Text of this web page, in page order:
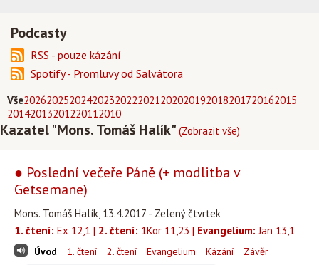
Vše202620252024202320222021202020192018201720162015
20142013201220112010
Kazatel "Mons. Tomáš Halík"(Zobrazit vše)
● Poslední večeře Páně (+ modlitba v
Getsemane)
Mons. Tomáš Halík, 13.4.2017 - Zelený čtvrtek
1. čtení: Ex 12,1 | 2. čtení: 1Kor 11,23 | Evangelium: Jan 13,1
Úvod 1. čtení 2. čtení Evangelium Kázání Závěr
Podcasty
RSS - pouze kázání
Spotify - Promluvy od Salvátora